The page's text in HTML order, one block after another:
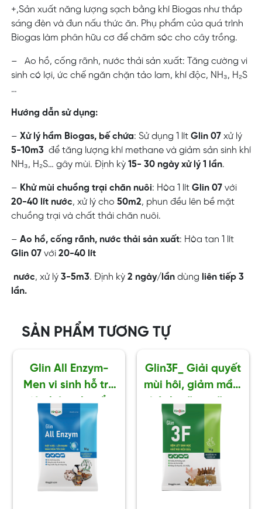
+,Sản xuất năng lượng sạch bằng khí Biogas như thắp
sáng đèn và đun nấu thức ăn. Phụ phẩm của quá trình
Biogas làm phân hữu cơ để chăm sóc cho cây trồng.
–
Ao hồ, cống rãnh, nước thải sản xuất: Tăng cường vi
sinh có lợi, ức chế ngăn chặn tảo lam, khí độc, NH₃, H₂S
…
Hướng dẫn sử dụng:
– Xử lý hầm Biogas, bế chứa: Sử dụng 1 lít Glin 07 xử lý
5-10m3 để tăng lượng khí methane và giảm sản sinh khí
NH₃, H₂S… gây mùi. Định kỳ 15- 30 ngày xử lý 1 lần.
– Khử mùi chuồng trại chăn nuôi: Hòa 1 lít Glin 07 với
20-40 lít nước, xử lý cho 50m2, phun đều lên bề mặt
chuồng trại và chất thải chăn nuôi.
– Ao hồ, cống rãnh, nước thải sản xuất: Hòa tan 1 lít
Glin 07 với 20-40 lít
nước, xử lý 3-5m3. Định kỳ 2 ngày/lần dùng liên tiếp 3
lần.
SẢN PHẨM TƯƠNG TỰ
Glin All Enzym-
Men vi sinh hỗ trợ
tiêu hóa, chuyển
hóa thức ăn cho
vật nuôi
Glin3F_ Giải quyết
mùi hôi, giảm mầm
bệnh, tăng năng
suất vật nuôi.